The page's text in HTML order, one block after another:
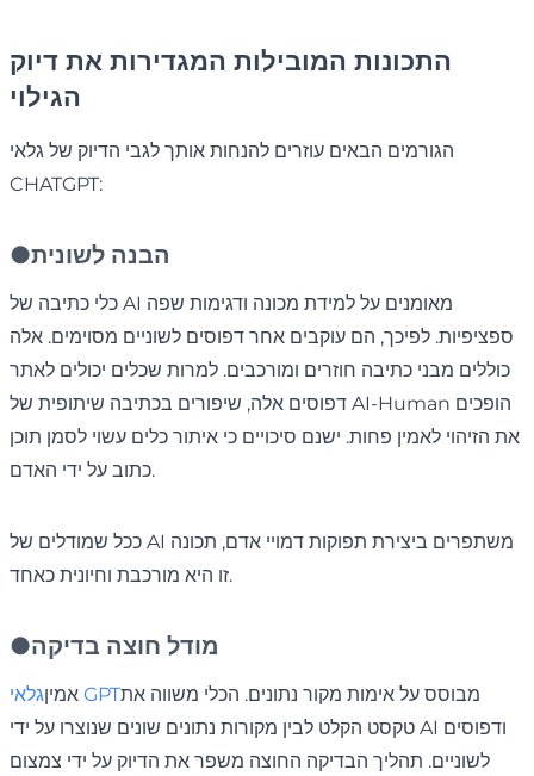
התכונות המובילות המגדירות את דיוק
הגילוי
הגורמים הבאים עוזרים להנחות אותך לגבי הדיוק של גלאי
CHATGPT:
●הבנה לשונית
כלי כתיבה של AI מאומנים על למידת מכונה ודגימות שפה
ספציפיות. לפיכך, הם עוקבים אחר דפוסים לשוניים מסוימים. אלה
כוללים מבני כתיבה חוזרים ומורכבים. למרות שכלים יכולים לאתר
דפוסים אלה, שיפורים בכתיבה שיתופית של AI-Human הופכים
את הזיהוי לאמין פחות. ישנם סיכויים כי איתור כלים עשוי לסמן תוכן
כתוב על ידי האדם.
ככל שמודלים של AI משתפרים ביצירת תפוקות דמויי אדם, תכונה
זו היא מורכבת וחיונית כאחד.
●מודל חוצה בדיקה
אמין גלאי GPTמבוסס על אימות מקור נתונים. הכלי משווה את
טקסט הקלט לבין מקורות נתונים שונים שנוצרו על ידי AI ודפוסים
לשוניים. תהליך הבדיקה החוצה משפר את הדיוק על ידי צמצום